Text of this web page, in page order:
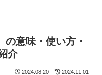
意味・使い方・
介
2024.08.20 2024.11.01